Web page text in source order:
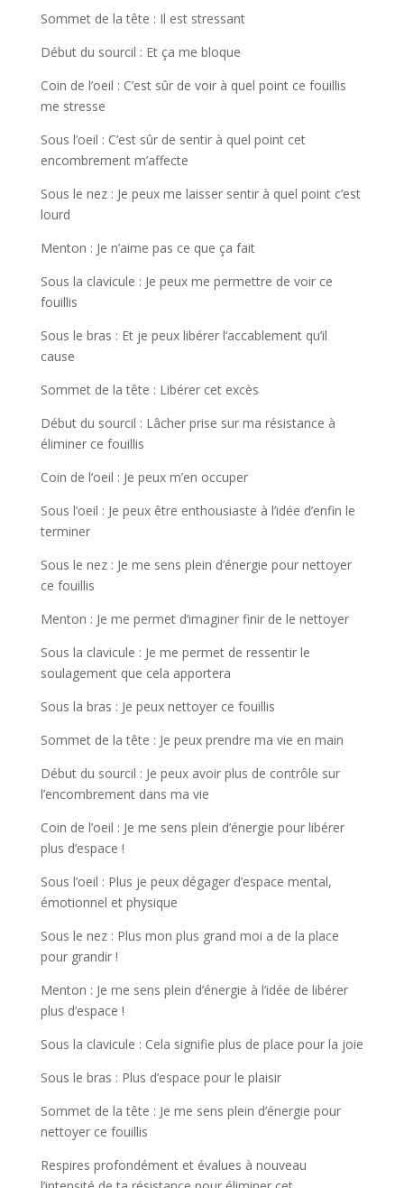
Sommet de la tête : Il est stressant
Début du sourcil : Et ça me bloque
Coin de l’oeil : C’est sûr de voir à quel point ce fouillis
me stresse
Sous l’oeil : C’est sûr de sentir à quel point cet
encombrement m’affecte
Sous le nez : Je peux me laisser sentir à quel point c’est
lourd
Menton : Je n’aime pas ce que ça fait
Sous la clavicule : Je peux me permettre de voir ce
fouillis
Sous le bras : Et je peux libérer l’accablement qu’il
cause
Sommet de la tête : Libérer cet excès
Début du sourcil : Lâcher prise sur ma résistance à
éliminer ce fouillis
Coin de l’oeil : Je peux m’en occuper
Sous l’oeil : Je peux être enthousiaste à l’idée d’enfin le
terminer
Sous le nez : Je me sens plein d’énergie pour nettoyer
ce fouillis
Menton : Je me permet d’imaginer finir de le nettoyer
Sous la clavicule : Je me permet de ressentir le
soulagement que cela apportera
Sous la bras : Je peux nettoyer ce fouillis
Sommet de la tête : Je peux prendre ma vie en main
Début du sourcil : Je peux avoir plus de contrôle sur
l’encombrement dans ma vie
Coin de l’oeil : Je me sens plein d’énergie pour libérer
plus d’espace !
Sous l’oeil : Plus je peux dégager d’espace mental,
émotionnel et physique
Sous le nez : Plus mon plus grand moi a de la place
pour grandir !
Menton : Je me sens plein d’énergie à l’idée de libérer
plus d’espace !
Sous la clavicule : Cela signifie plus de place pour la joie
Sous le bras : Plus d’espace pour le plaisir
Sommet de la tête : Je me sens plein d’énergie pour
nettoyer ce fouillis
Respires profondément et évalues à nouveau